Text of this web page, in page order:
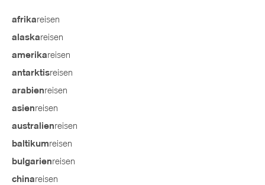
afrikareisen
alaskareisen
amerikareisen
antarktisreisen
arabienreisen
asienreisen
australienreisen
baltikumreisen
bulgarienreisen
chinareisen